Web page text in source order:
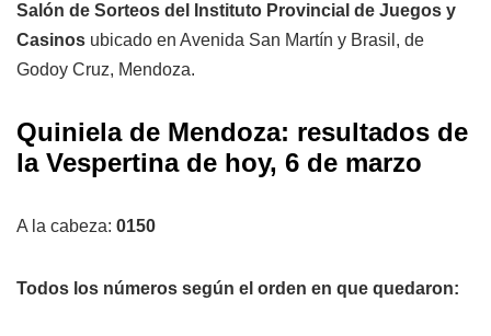
Salón de Sorteos del Instituto Provincial de Juegos y
Casinos ubicado en Avenida San Martín y Brasil, de
Godoy Cruz, Mendoza.
Quiniela de Mendoza: resultados de
la Vespertina de hoy, 6 de marzo
A la cabeza: 0150
Todos los números según el orden en que quedaron: